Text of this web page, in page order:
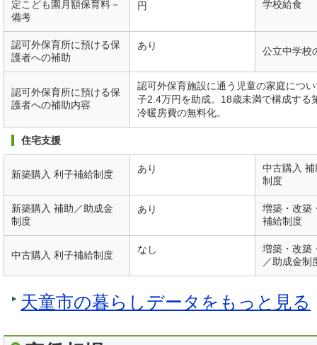
定こども園月額保育料－
備考
円
学校給食
認可外保育所に預ける保
護者への補助
あり 公立中学校
認可外保育所に預ける保
護者への補助内容
認可外保育施設に通う児童の家庭につ
子2.4万円を助成。18歳未満で構成する
冷暖房費の無料化。
住宅支援
新築購入 利子補給制度 あり
中古購入
制度
新築購入 補助／助成金
制度
あり
増築・改築
補給制度
中古購入 利子補給制度 なし
増築・改築
／助成金制
天童市の暮らしデータをもっと見る